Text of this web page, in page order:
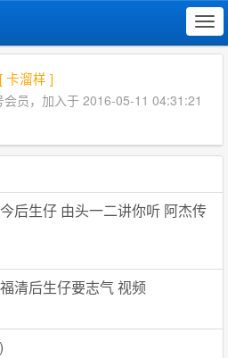
卡溜样 ]
员，加入于 2016-05-11 04:31:21
后生仔 由头一二讲你听 阿杰传
清后生仔要志气 视频